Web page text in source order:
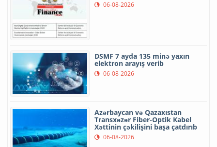
06-08-2026
DSMF 7 ayda 135 minə yaxın
elektron arayış verib
06-08-2026
Azərbaycan və Qazaxıstan
Transxəzər Fiber-Optik Kabel
Xəttinin çəkilişini başa çatdırıb
06-08-2026